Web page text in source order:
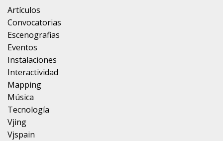
Artículos
Convocatorias
Escenografias
Eventos
Instalaciones
Interactividad
Mapping
Música
Tecnología
Vjing
Vjspain